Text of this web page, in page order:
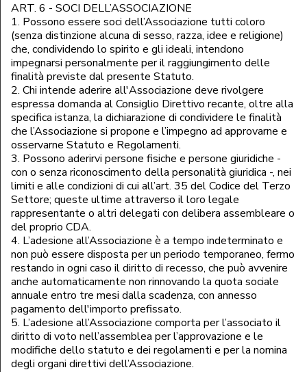
ART. 6 - SOCI DELL’ASSOCIAZIONE
1. Possono essere soci dell’Associazione tutti coloro
(senza distinzione alcuna di sesso, razza, idee e religione)
che, condividendo lo spirito e gli ideali, intendono
impegnarsi personalmente per il raggiungimento delle
finalità previste dal presente Statuto.
2. Chi intende aderire all'Associazione deve rivolgere
espressa domanda al Consiglio Direttivo recante, oltre alla
specifica istanza, la dichiarazione di condividere le finalità
che l’Associazione si propone e l’impegno ad approvarne e
osservarne Statuto e Regolamenti.
3. Possono aderirvi persone fisiche e persone giuridiche -
con o senza riconoscimento della personalità giuridica -, nei
limiti e alle condizioni di cui all’art. 35 del Codice del Terzo
Settore; queste ultime attraverso il loro legale
rappresentante o altri delegati con delibera assembleare o
del proprio CDA.
4. L’adesione all’Associazione è a tempo indeterminato e
non può essere disposta per un periodo temporaneo, fermo
restando in ogni caso il diritto di recesso, che può avvenire
anche automaticamente non rinnovando la quota sociale
annuale entro tre mesi dalla scadenza, con annesso
pagamento dell'importo prefissato.
5. L’adesione all’Associazione comporta per l’associato il
diritto di voto nell’assemblea per l’approvazione e le
modifiche dello statuto e dei regolamenti e per la nomina
degli organi direttivi dell’Associazione.